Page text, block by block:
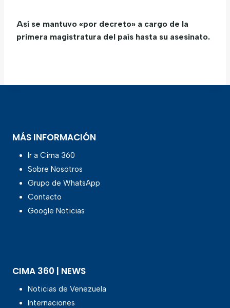
Así se mantuvo «por decreto» a cargo de la
primera magistratura del país hasta su asesinato.
MÁS INFORMACIÓN
Ir a Cima 360
Sobre Nosotros
Grupo de WhatsApp
Contacto
Google Noticias
CIMA 360 | NEWS
Noticias de Venezuela
Internaciones